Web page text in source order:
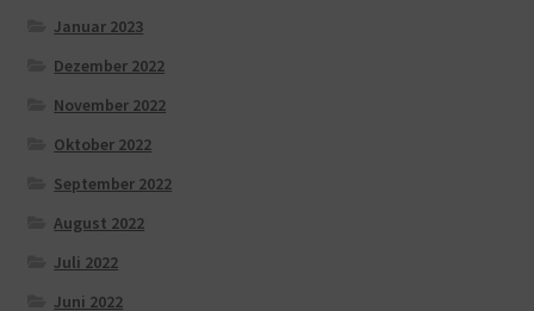
Januar 2023
Dezember 2022
November 2022
Oktober 2022
September 2022
August 2022
Juli 2022
Juni 2022